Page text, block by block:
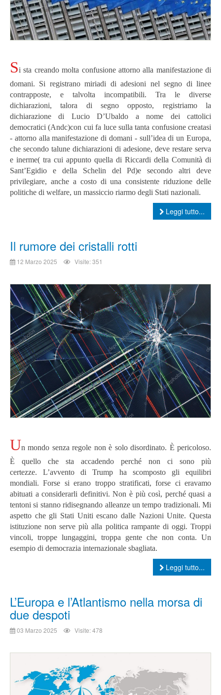
Si sta creando molta confusione attorno alla manifestazione di
domani. Si registrano miriadi di adesioni nel segno di linee
contrapposte, e talvolta incompatibili. Tra le diverse
dichiarazioni, talora di segno opposto, registriamo la
dichiarazione di Lucio D’Ubaldo a nome dei cattolici
democratici (Andc)con cui fa luce sulla tanta confusione creatasi
- attorno alla manifestazione di domani - sull’idea di un Europa,
che secondo talune dichiarazioni di adesione, deve restare serva
e inerme( tra cui appunto quella di Riccardi della Comunità di
Sant’Egidio e della Schelin del Pd)e secondo altri deve
privilegiare, anche a costo di una consistente riduzione delle
politiche di welfare, un massiccio riarmo degli Stati nazionali.
Leggi tutto...
Il rumore dei cristalli rotti
12 Marzo 2025 Visite: 351
Un mondo senza regole non è solo disordinato. È pericoloso.
È quello che sta accadendo perché non ci sono più
certezze. L’avvento di Trump ha scomposto gli equilibri
mondiali. Forse si erano troppo stratificati, forse ci eravamo
abituati a considerarli definitivi. Non è più così, perché quasi a
tentoni si stanno ridisegnando alleanze un tempo tradizionali. Mi
aspetto che gli Stati Uniti escano dalle Nazioni Unite. Questa
istituzione non serve più alla politica rampante di oggi. Troppi
vincoli, troppe lungaggini, troppa gente che non conta. Un
esempio di democrazia internazionale sbagliata.
Leggi tutto...
L’Europa e l’Atlantismo nella morsa di
due despoti
03 Marzo 2025 Visite: 478